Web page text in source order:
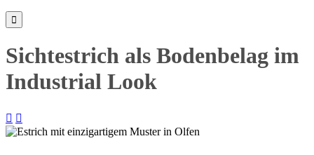

Sichtestrich als Bodenbelag im
Industrial Look
 